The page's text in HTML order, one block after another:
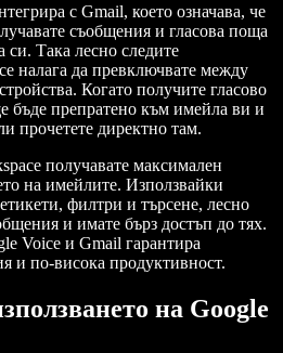
с Gmail, което означава, че
съобщения и гласова поща
Така лесно следите
налага да превключвате между
Когато получите гласово
бъде препратено към имейла ви и
прочетете директно там.
получавате максимален
на имейлите. Използвайки
филтри и търсене, лесно
и имате бърз достъп до тях.
Voice и Gmail гарантира
и по-висока продуктивност.
на Google